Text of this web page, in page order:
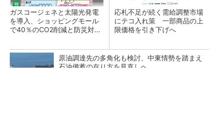
ガスコージェネと太陽光発電
を導入、ショッピングモール
で40％のCO2削減と防災対...
応札不足が続く需給調整市場
にテコ入れ策 一部商品の上
限価格を引き下げへ
原油調達先の多角化も検討、中東情勢を踏まえ
石油備蓄の在り方を見直しへ